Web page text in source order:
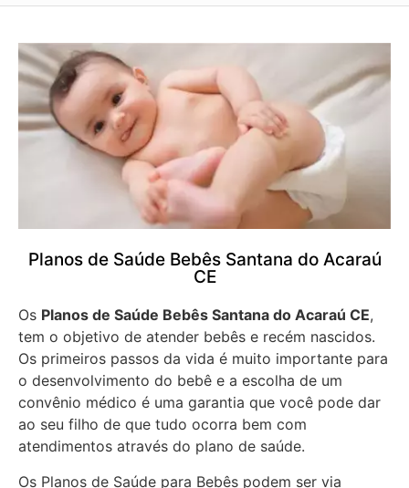
Planos de Saúde Bebês Santana do Acaraú
CE
Os Planos de Saúde Bebês Santana do Acaraú CE,
tem o objetivo de atender bebês e recém nascidos.
Os primeiros passos da vida é muito importante para
o desenvolvimento do bebê e a escolha de um
convênio médico é uma garantia que você pode dar
ao seu filho de que tudo ocorra bem com
atendimentos através do plano de saúde.
Os Planos de Saúde para Bebês podem ser via